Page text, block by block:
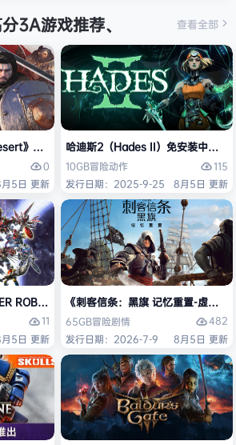
3A游戏推荐、 查看全部
》免安装中文版
0
5日 更新
哈迪斯2（Hades II）免安装中文版
10GB冒险动作
115
发行日期：2025-9-25
8月5日 更新
ROBOT WARS Y）免安装中文版
11
5日 更新
《刺客信条：黑旗 记忆重置-虚拟
65GB冒险剧情
482
发行日期：2026-7-9
8月5日 更新